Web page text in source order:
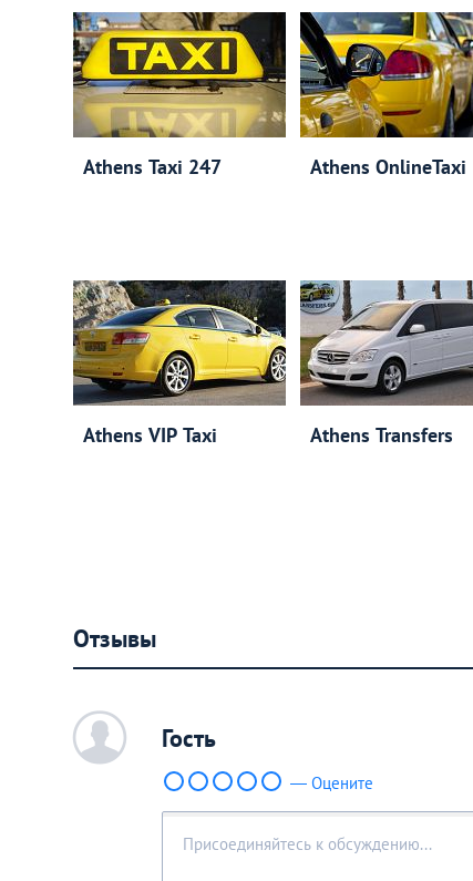
Athens Taxi 247 Athens OnlineTaxi
Athens VIP Taxi Athens Transfers
Отзывы
c Гость
— Оцените